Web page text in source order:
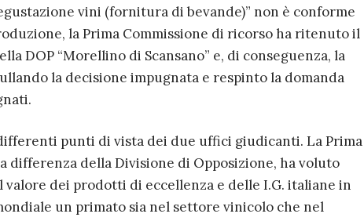
vini (fornitura di bevande)” non è conforme
la Prima Commissione di ricorso ha ritenuto il
DOP “Morellino di Scansano” e, di conseguenza, la
la decisione impugnata e respinto la domanda
punti di vista dei due uffici giudicanti. La Prima
differenza della Divisione di Opposizione, ha voluto
dei prodotti di eccellenza e delle I.G. italiane in
un primato sia nel settore vinicolo che nel